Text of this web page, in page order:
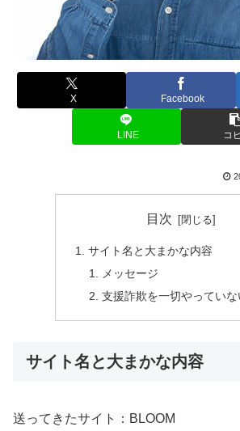
X Facebook
LINE コ
目次
サイト名と大まかな内容
メッセージ
支援詐欺を一切やっていな
サイト名と大まかな内容
送ってきたサイト：BLOOM